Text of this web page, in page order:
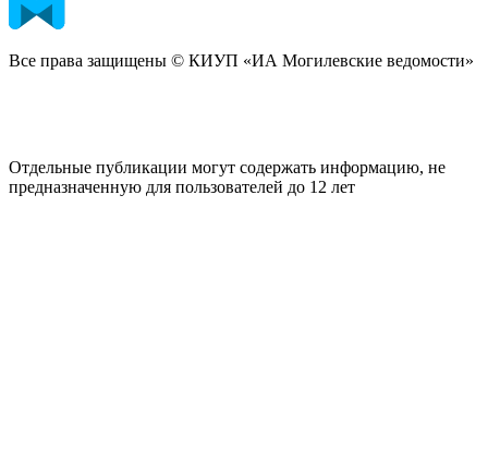
Все права защищены © КИУП «ИА Могилевские ведомости»
Отдельные публикации могут содержать информацию, не
предназначенную для пользователей до 12 лет